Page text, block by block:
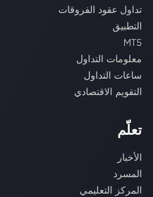
تداول عقود الفروقات
التطبيق
MT5
معلومات التداول
ساعات التداول
التقويم الاقتصادي
تعلّم
الأخبار
المسرد
المركز التعليمي